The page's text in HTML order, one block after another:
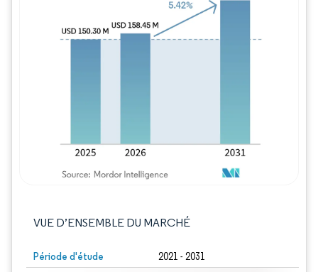
VUE D’ENSEMBLE DU MARCHÉ
Période d'étude 2021 - 2031